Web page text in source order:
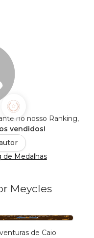
no nosso Ranking,
vendidos!
de Medalhas
Meycles
de Caio